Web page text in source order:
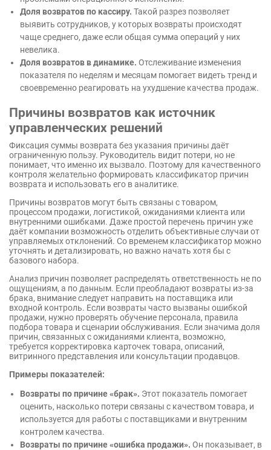
Доля возвратов по кассиру. Такой разрез позволяет
выявить сотрудников, у которых возвраты происходят
чаще среднего, даже если общая сумма операций у них
невелика.
Доля возвратов в динамике. Отслеживание изменения
показателя по неделям и месяцам помогает видеть тренд и
своевременно реагировать на ухудшение качества продаж.
Причины возвратов как источник
управленческих решений
Фиксация суммы возврата без указания причины даёт
ограниченную пользу. Руководитель видит потери, но не
понимает, что именно их вызвало. Поэтому для качественного
контроля желательно формировать классификатор причин
возврата и использовать его в аналитике.
Причины возвратов могут быть связаны с товаром,
процессом продажи, логистикой, ожиданиями клиента или
внутренними ошибками. Даже простой перечень причин уже
даёт компании возможность отделить объективные случаи от
управляемых отклонений. Со временем классификатор можно
уточнять и детализировать, но важно начать хотя бы с
базового набора.
Анализ причин позволяет распределять ответственность не по
ощущениям, а по данным. Если преобладают возвраты из-за
брака, внимание следует направить на поставщика или
входной контроль. Если возвраты часто вызваны ошибкой
продажи, нужно проверять обучение персонала, правила
подбора товара и сценарии обслуживания. Если значима доля
причин, связанных с ожиданиями клиента, возможно,
требуется корректировка карточек товара, описаний,
витринного представления или консультации продавцов.
Примеры показателей:
Возвраты по причине «брак». Этот показатель помогает
оценить, насколько потери связаны с качеством товара, и
используется для работы с поставщиками и внутренним
контролем качества.
Возвраты по причине «ошибка продажи». Он показывает, в